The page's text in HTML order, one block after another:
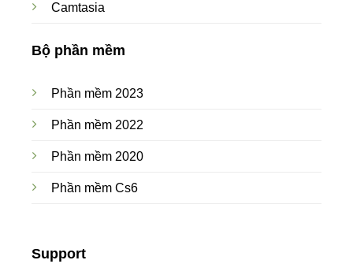
Camtasia
Bộ phần mềm
Phần mềm 2023
Phần mềm 2022
Phần mềm 2020
Phần mềm Cs6
Support